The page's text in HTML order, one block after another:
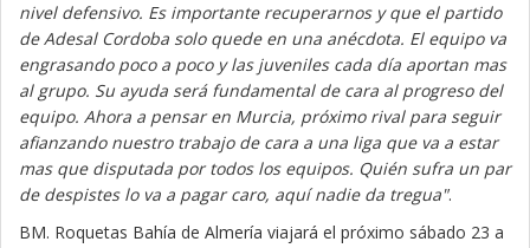
nivel defensivo. Es importante recuperarnos y que el partido
de Adesal Cordoba solo quede en una anécdota. El equipo va
engrasando poco a poco y las juveniles cada día aportan mas
al grupo. Su ayuda será fundamental de cara al progreso del
equipo. Ahora a pensar en Murcia, próximo rival para seguir
afianzando nuestro trabajo de cara a una liga que va a estar
mas que disputada por todos los equipos. Quién sufra un par
de despistes lo va a pagar caro, aquí nadie da tregua".
BM. Roquetas Bahía de Almería viajará el próximo sábado 23 a